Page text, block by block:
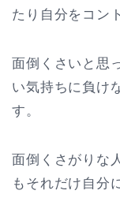
たり自分をコン
面倒くさいと思
い気持ちに負け
す。
面倒くさがりな
もそれだけ自分